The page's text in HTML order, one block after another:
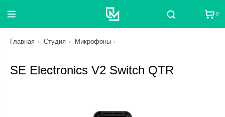
Поиск 0
Главная Студия Микрофоны
SE Electronics V2 Switch QTR